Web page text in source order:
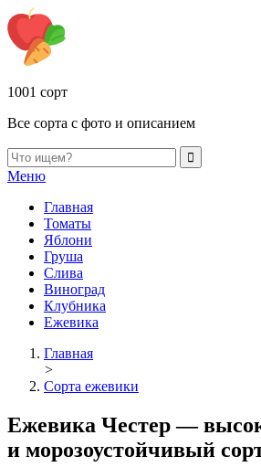
1001 сорт
Все сорта с фото и описанием
Меню
Главная
Томаты
Яблони
Груша
Слива
Виноград
Клубника
Ежевика
Главная
>
Сорта ежевики
Ежевика Честер —
и морозоустойчивый